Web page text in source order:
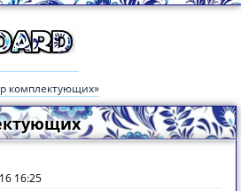
комплектующих»
16:25